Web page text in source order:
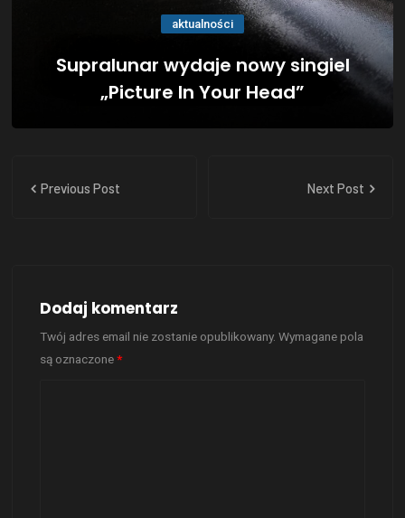
aktualności
Supralunar wydaje nowy singiel
„Picture In Your Head”
Previous Post Next Post
Dodaj komentarz
Twój adres email nie zostanie opublikowany. Wymagane pola
są oznaczone*